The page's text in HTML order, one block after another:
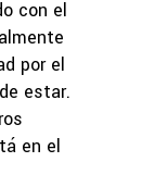
con el
por el
estar.
en el